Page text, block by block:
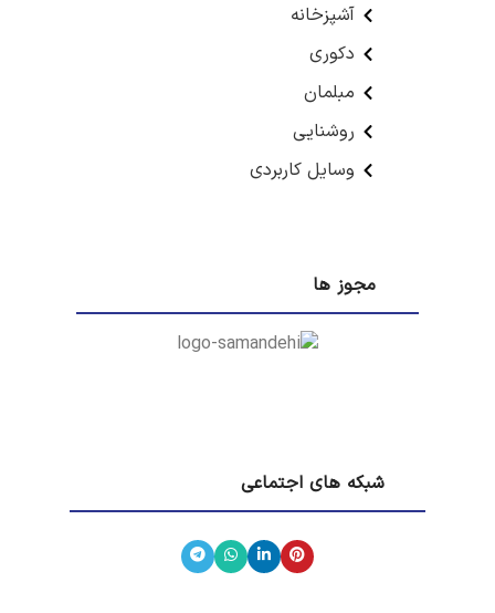
آشپزخانه
دکوری
مبلمان
روشنایی
وسایل کاربردی
مجوز ها
شبکه های اجتماعی